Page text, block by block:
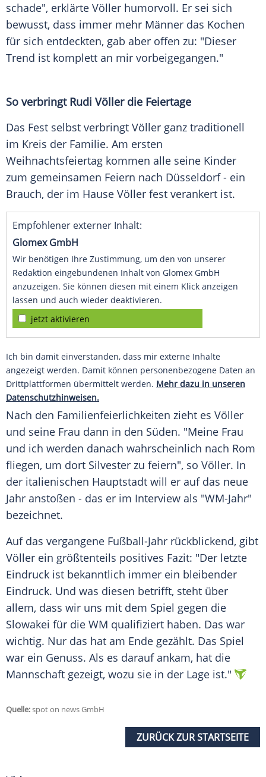
schade", erklärte Völler humorvoll. Er sei sich
bewusst, dass immer mehr Männer das Kochen
für sich entdeckten, gab aber offen zu: "Dieser
Trend ist komplett an mir vorbeigegangen."
So verbringt Rudi Völler die Feiertage
Das Fest selbst verbringt Völler ganz traditionell
im Kreis der Familie. Am ersten
Weihnachtsfeiertag kommen alle seine Kinder
zum gemeinsamen Feiern nach Düsseldorf - ein
Brauch, der im Hause Völler fest verankert ist.
Empfohlener externer Inhalt:
Glomex GmbH
Wir benötigen Ihre Zustimmung, um den von unserer
Redaktion eingebundenen Inhalt von Glomex GmbH
anzuzeigen. Sie können diesen mit einem Klick anzeigen
lassen und auch wieder deaktivieren.
jetzt aktivieren
Ich bin damit einverstanden, dass mir externe Inhalte
angezeigt werden. Damit können personenbezogene Daten an
Drittplattformen übermittelt werden. Mehr dazu in unseren
Datenschutzhinweisen.
Nach den Familienfeierlichkeiten zieht es Völler
und seine Frau dann in den Süden. "Meine Frau
und ich werden danach wahrscheinlich nach Rom
fliegen, um dort Silvester zu feiern", so Völler. In
der italienischen Hauptstadt will er auf das neue
Jahr anstoßen - das er im Interview als "WM-Jahr"
bezeichnet.
Auf das vergangene Fußball-Jahr rückblickend, gibt
Völler ein größtenteils positives Fazit: "Der letzte
Eindruck ist bekanntlich immer ein bleibender
Eindruck. Und was diesen betrifft, steht über
allem, dass wir uns mit dem Spiel gegen die
Slowakei für die WM qualifiziert haben. Das war
wichtig. Nur das hat am Ende gezählt. Das Spiel
war ein Genuss. Als es darauf ankam, hat die
Mannschaft gezeigt, wozu sie in der Lage ist."
Quelle:spot on news GmbH
ZURÜCK ZUR STARTSEITE